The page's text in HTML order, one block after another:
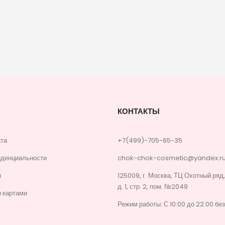
КОНТАКТЫ
+7(499)-705-65-35
chok-chok-
125009, г. Москва, ТЦ Охотный
д. 1, стр. 2, пом. №2049
Режим работы: С 10:00 до 22:00